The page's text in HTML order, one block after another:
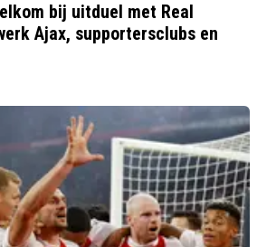
bij uitduel met Real
Ajax, supportersclubs en